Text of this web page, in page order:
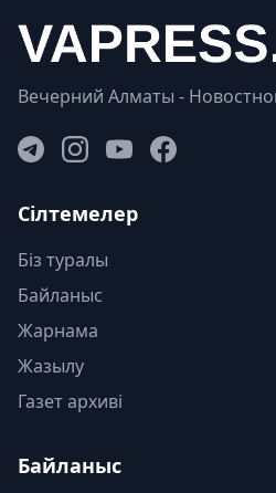
Вечерний Алматы -
Сілтемелер
Біз туралы
Байланыс
Жарнама
Жазылу
Газет архиві
Байланыс